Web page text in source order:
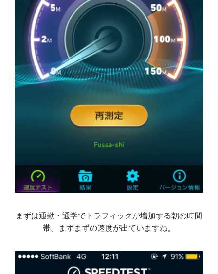
まずは通勤・通学でトラフィックが増加する朝の時間
帯。まずまずの速度が出ていますね。